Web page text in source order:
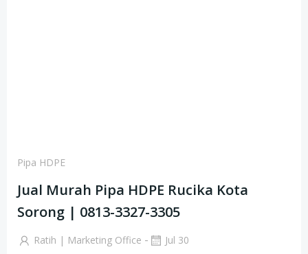
Pipa HDPE
Jual Murah Pipa HDPE Rucika Kota
Sorong | 0813-3327-3305
Ratih | Marketing Office - Jul 30